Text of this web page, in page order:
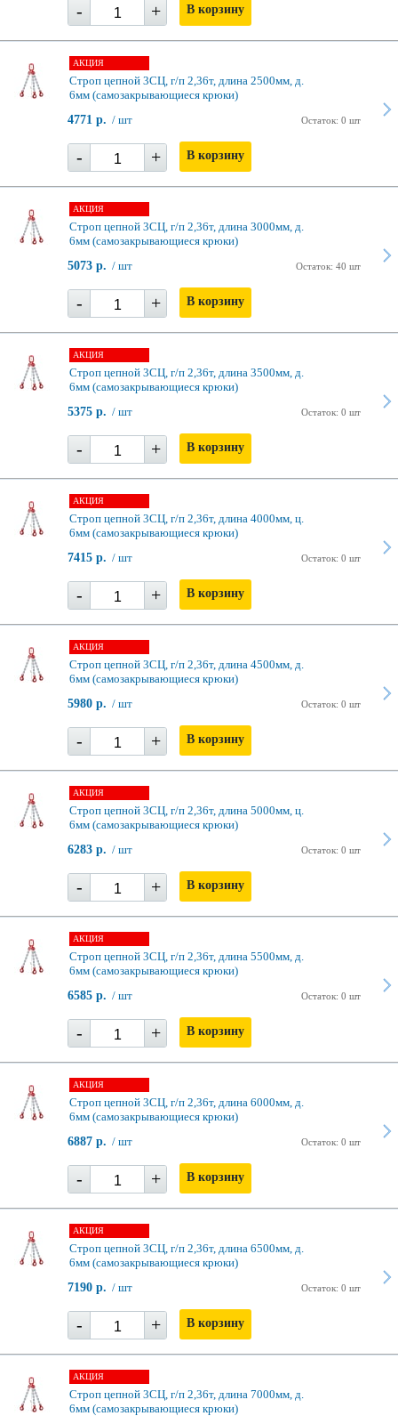
- + В корзину
АКЦИЯ
Строп цепной 3СЦ, г/п 2,36т, длина 2500мм, д.
6мм (самозакрывающиеся крюки)
Остаток: 0 шт
4771 р. / шт
- + В корзину
АКЦИЯ
Строп цепной 3СЦ, г/п 2,36т, длина 3000мм, д.
6мм (самозакрывающиеся крюки)
Остаток: 40 шт
5073 р. / шт
- + В корзину
АКЦИЯ
Строп цепной 3СЦ, г/п 2,36т, длина 3500мм, д.
6мм (самозакрывающиеся крюки)
Остаток: 0 шт
5375 р. / шт
- + В корзину
АКЦИЯ
Строп цепной 3СЦ, г/п 2,36т, длина 4000мм, ц.
6мм (самозакрывающиеся крюки)
Остаток: 0 шт
7415 р. / шт
- + В корзину
АКЦИЯ
Строп цепной 3СЦ, г/п 2,36т, длина 4500мм, д.
6мм (самозакрывающиеся крюки)
Остаток: 0 шт
5980 р. / шт
- + В корзину
АКЦИЯ
Строп цепной 3СЦ, г/п 2,36т, длина 5000мм, ц.
6мм (самозакрывающиеся крюки)
Остаток: 0 шт
6283 р. / шт
- + В корзину
АКЦИЯ
Строп цепной 3СЦ, г/п 2,36т, длина 5500мм, д.
6мм (самозакрывающиеся крюки)
Остаток: 0 шт
6585 р. / шт
- + В корзину
АКЦИЯ
Строп цепной 3СЦ, г/п 2,36т, длина 6000мм, д.
6мм (самозакрывающиеся крюки)
Остаток: 0 шт
6887 р. / шт
- + В корзину
АКЦИЯ
Строп цепной 3СЦ, г/п 2,36т, длина 6500мм, д.
6мм (самозакрывающиеся крюки)
Остаток: 0 шт
7190 р. / шт
- + В корзину
АКЦИЯ
Строп цепной 3СЦ, г/п 2,36т, длина 7000мм, д.
6мм (самозакрывающиеся крюки)